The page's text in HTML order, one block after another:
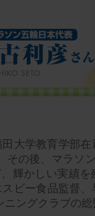
大学教育学部
その後、マラソ
輝かしい実績
ビー食品監督
ングクラブの